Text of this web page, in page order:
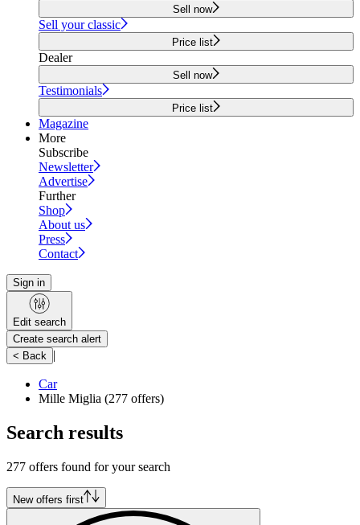
Sell now
Sell your classic
Price list
Dealer
Sell now
Testimonials
Price list
Magazine
More
Subscribe
Newsletter
Advertise
Further
Shop
About us
Press
Contact
Sign in
Edit search
Create search alert
< Back |
Car
Mille Miglia (277 offers)
Search results
277 offers found for your search
New offers first